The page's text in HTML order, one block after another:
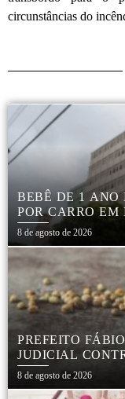
circunstâncias do
BEBÊ DE 1 ANO
POR CARRO
ACIDENTE
8 de agosto de 2026
PREFEITO
JUDICIAL
DA MACONHA
8 de agosto de 2026